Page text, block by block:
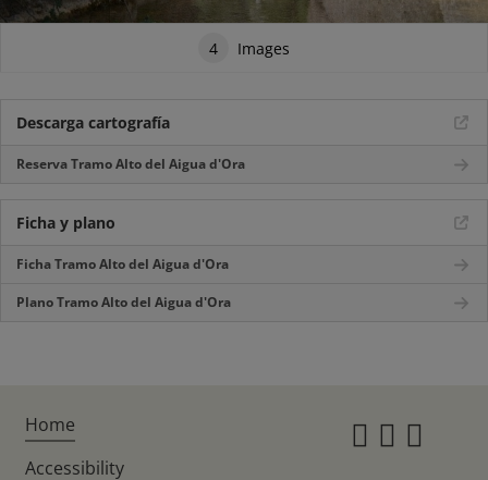
4 Images
Descarga cartografía
Reserva Tramo Alto del Aigua d'Ora
Ficha y plano
Ficha Tramo Alto del Aigua d'Ora
Plano Tramo Alto del Aigua d'Ora
Home
Accessibility